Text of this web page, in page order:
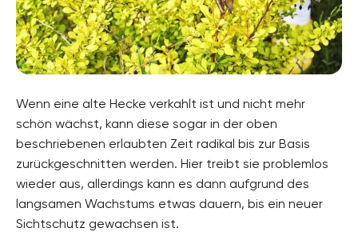
Wenn eine alte Hecke verkahlt ist und nicht mehr
schön wächst, kann diese sogar in der oben
beschriebenen erlaubten Zeit radikal bis zur Basis
zurückgeschnitten werden. Hier treibt sie problemlos
wieder aus, allerdings kann es dann aufgrund des
langsamen Wachstums etwas dauern, bis ein neuer
Sichtschutz gewachsen ist.